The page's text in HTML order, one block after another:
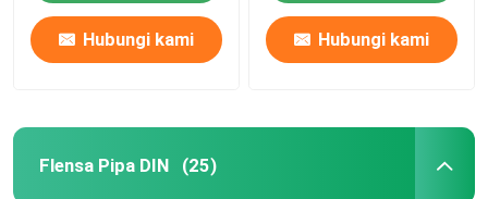
Hubungi kami Hubungi kami
Flensa Pipa DIN (25)